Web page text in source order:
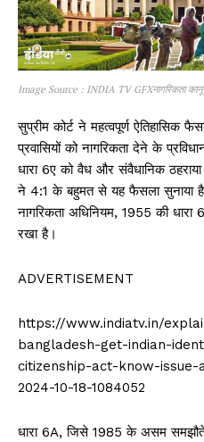
Image Source : INDIA TV GFXनागरिकता कानून
सुप्रीम कोर्ट ने महत्वपूर्ण
प्रवासियों को नागरिकता देने के
धारा 6ए को वैध और संवैधानिक ठहराया
ने 4:1 के बहुमत से यह फैसला सुनाया
नागरिकता अधिनियम, 1955 की धारा
रखा है।
ADVERTISEMENT
https://www.indiatv.in/
bangladesh-get-indian-
citizenship-act-know-issue-
2024-10-18-1084052
धारा 6A, जिसे 1985 के असम समझौते